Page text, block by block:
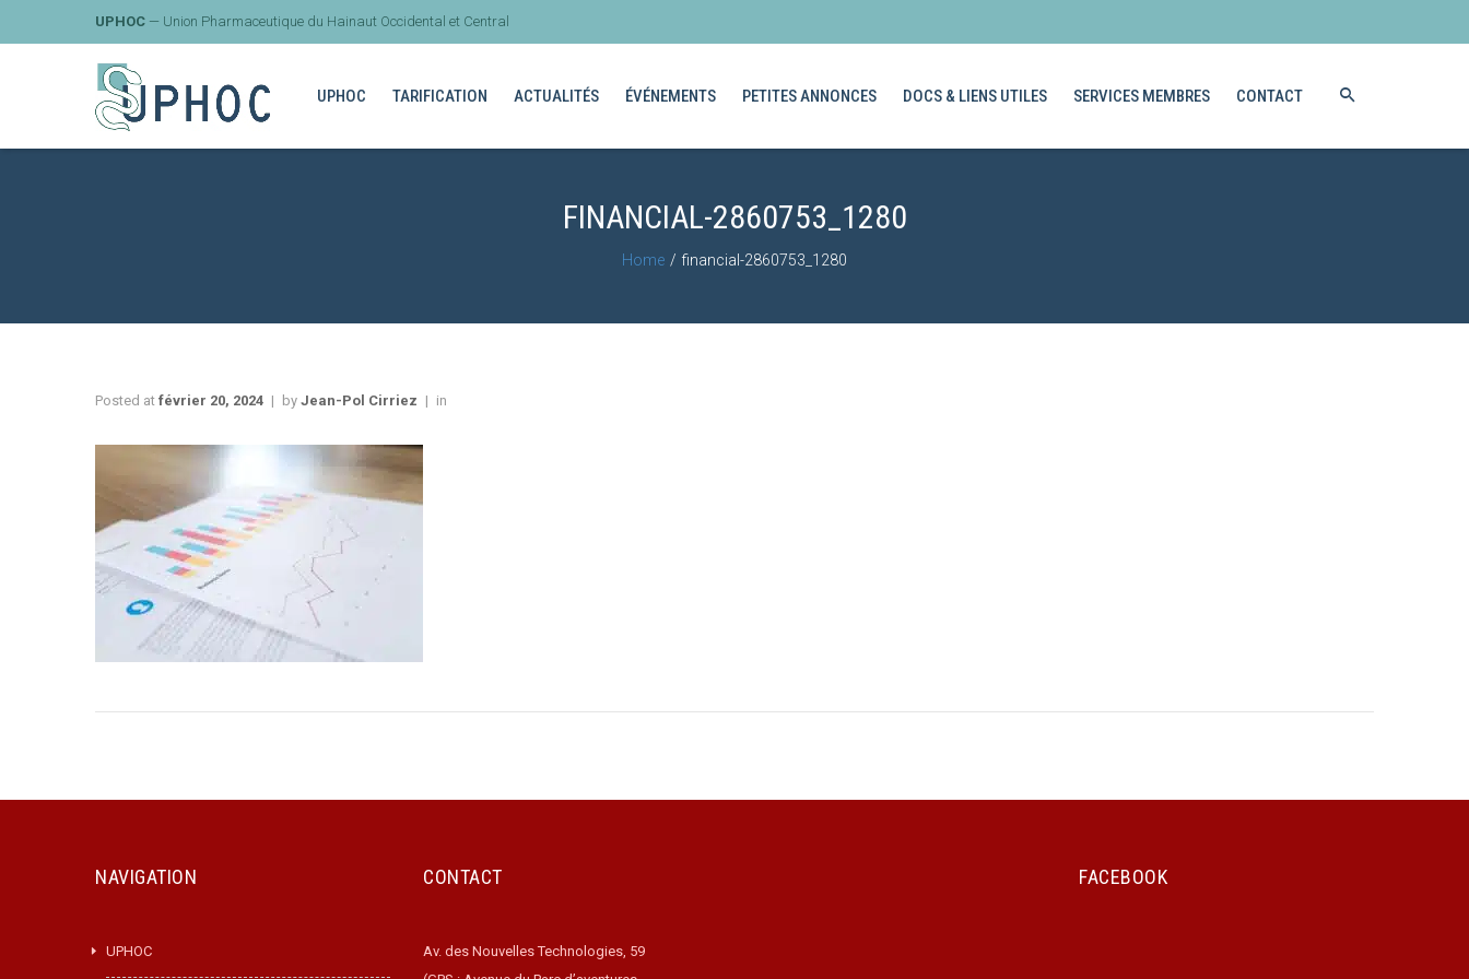
UPHOC — Union Pharmaceutique du Hainaut Occidental et Central
UPHOC TARIFICATION ACTUALITÉS ÉVÉNEMENTS PETITES ANNONCES DOCS & LIENS UTILES SERVICES MEMBRES CONTACT
FINANCIAL-2860753_1280
Home financial-2860753_1280
Posted at février 20, 2024 by Jean-Pol Cirriez in
NAVIGATION
UPHOC
CONTACT
Av. des Nouvelles Technologies, 59
FACEBOOK